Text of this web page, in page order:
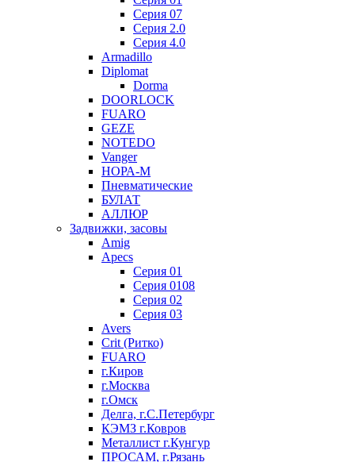
Серия 07
Серия 2.0
Серия 4.0
Armadillo
Diplomat
Dorma
DOORLOCK
FUARO
GEZE
NOTEDO
Vanger
НОРА-М
Пневматические
БУЛАТ
АЛЛЮР
Задвижки, засовы
Amig
Apecs
Серия 01
Серия 0108
Серия 02
Серия 03
Avers
Crit (Ритко)
FUARO
г.Киров
г.Москва
г.Омск
Делга, г.С.Петербург
КЭМЗ г.Ковров
Металлист г.Кунгур
ПРОСАМ, г.Рязань